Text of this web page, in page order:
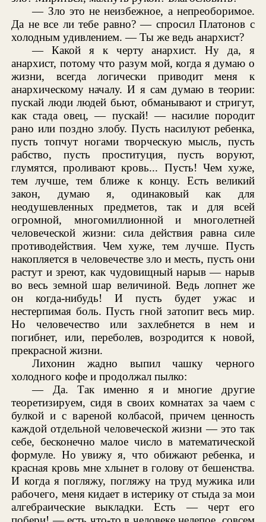
— Зло это не неизбежное, а непреоборимое.
Да не все ли тебе равно? — спросил Платонов с
холодным удивлением. — Ты же ведь анархист?
— Какой я к черту анархист. Ну да, я
анархист, потому что разум мой, когда я думаю о
жизни, всегда логически приводит меня к
анархическому началу. И я сам думаю в теории:
пускай люди людей бьют, обманывают и стригут,
как стада овец, — пускай! — насилие породит
рано или поздно злобу. Пусть насилуют ребенка,
пусть топчут ногами творческую мысль, пусть
рабство, пусть проституция, пусть воруют,
глумятся, проливают кровь... Пусть! Чем хуже,
тем лучше, тем ближе к концу. Есть великий
закон, думаю я, одинаковый как для
неодушевленных предметов, так и для всей
огромной, многомиллионной и многолетней
человеческой жизни: сила действия равна силе
противодействия. Чем хуже, тем лучше. Пусть
накопляется в человечестве зло и месть, пусть они
растут и зреют, как чудовищный нарыв — нарыв
во весь земной шар величиной. Ведь лопнет же
он когда-нибудь! И пусть будет ужас и
нестерпимая боль. Пусть гной затопит весь мир.
Но человечество или захлебнется в нем и
погибнет, или, переболев, возродится к новой,
прекрасной жизни.
Лихонин жадно выпил чашку черного
холодного кофе и продолжал пылко:
— Да. Так именно я и многие другие
теоретизируем, сидя в своих комнатах за чаем с
булкой и с вареной колбасой, причем ценность
каждой отдельной человеческой жизни — это так
себе, бесконечно малое число в математической
формуле. Но увижу я, что обижают ребенка, и
красная кровь мне хлынет в голову от бешенства.
И когда я погляжу, погляжу на труд мужика или
рабочего, меня кидает в истерику от стыда за мои
алгебраические выкладки. Есть — черт его